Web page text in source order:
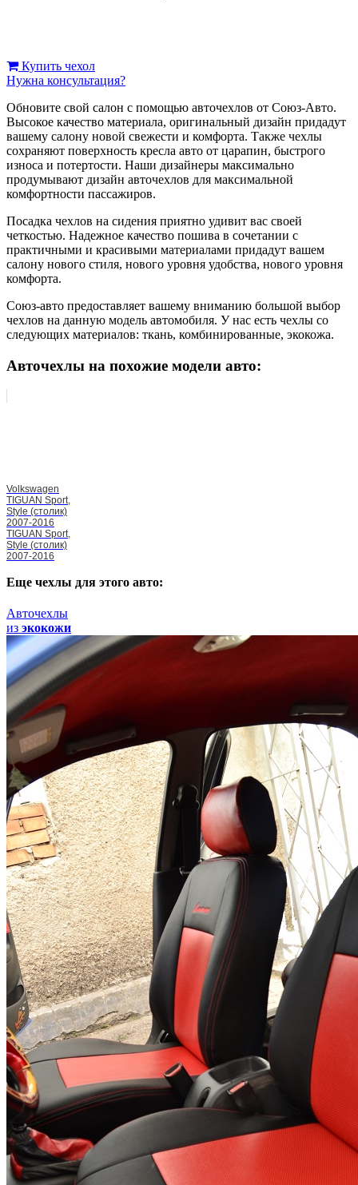
Купить чехол
Нужна консультация?
Обновите свой салон с помощью авточехлов от Союз-Авто.
Высокое качество материала, оригинальный дизайн придадут
вашему салону новой свежести и комфорта. Также чехлы
сохраняют поверхность кресла авто от царапин, быстрого
износа и потертости. Наши дизайнеры максимально
продумывают дизайн авточехлов для максимальной
комфортности пассажиров.
Посадка чехлов на сидения приятно удивит вас своей
четкостью. Надежное качество пошива в сочетании с
практичными и красивыми материалами придадут вашем
салону нового стиля, нового уровня удобства, нового уровня
комфорта.
Союз-авто предоставляет вашему вниманию большой выбор
чехлов на данную модель автомобиля. У нас есть чехлы со
следующих материалов: ткань, комбинированные, экокожа.
Авточехлы на похожие модели авто:
Volkswagen
TIGUAN Sport,
Style (столик)
2007-2016
TIGUAN Sport,
Style (столик)
2007-2016
Еще чехлы для этого авто:
Авточехлы
из экокожи